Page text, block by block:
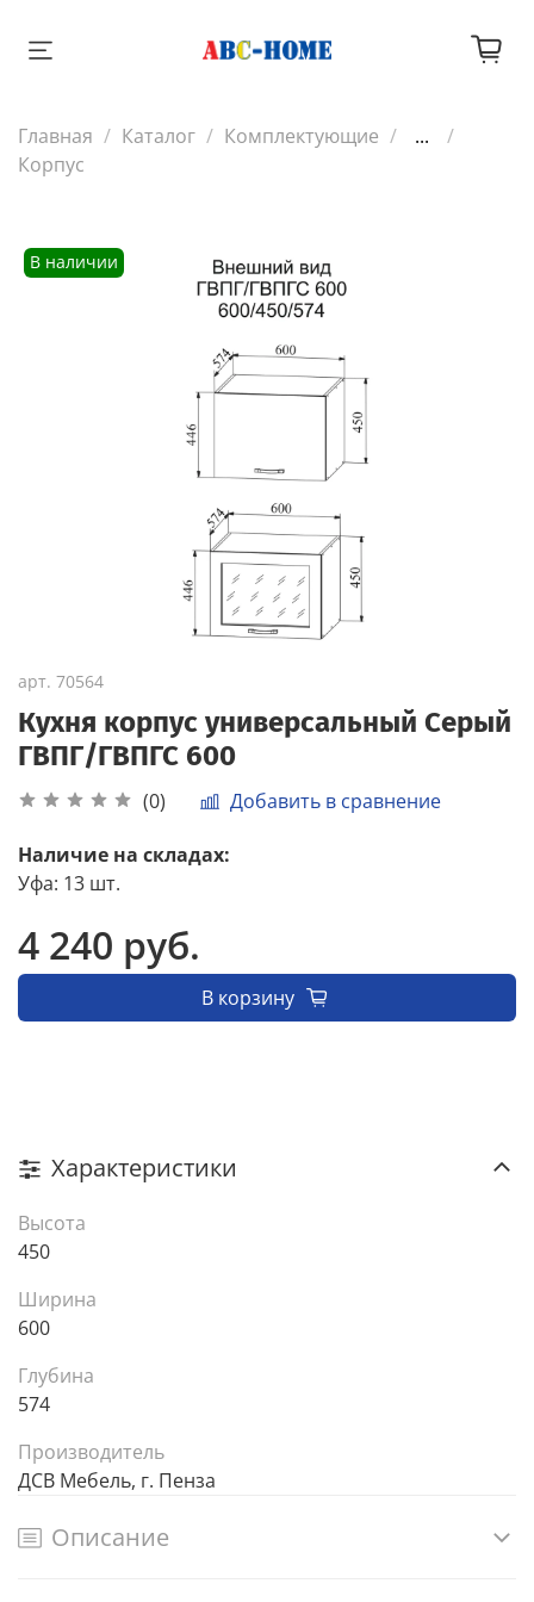
Главная Каталог Комплектующие
...
Корпус
В наличии
арт. 70564
Кухня корпус универсальный Серый
ГВПГ/ГВПГС 600
(0) Добавить в сравнение
Наличие на складах:
Уфа: 13 шт.
4 240 руб.
В корзину
Характеристики
Высота
450
Ширина
600
Глубина
574
Производитель
ДСВ Мебель, г. Пенза
Описание